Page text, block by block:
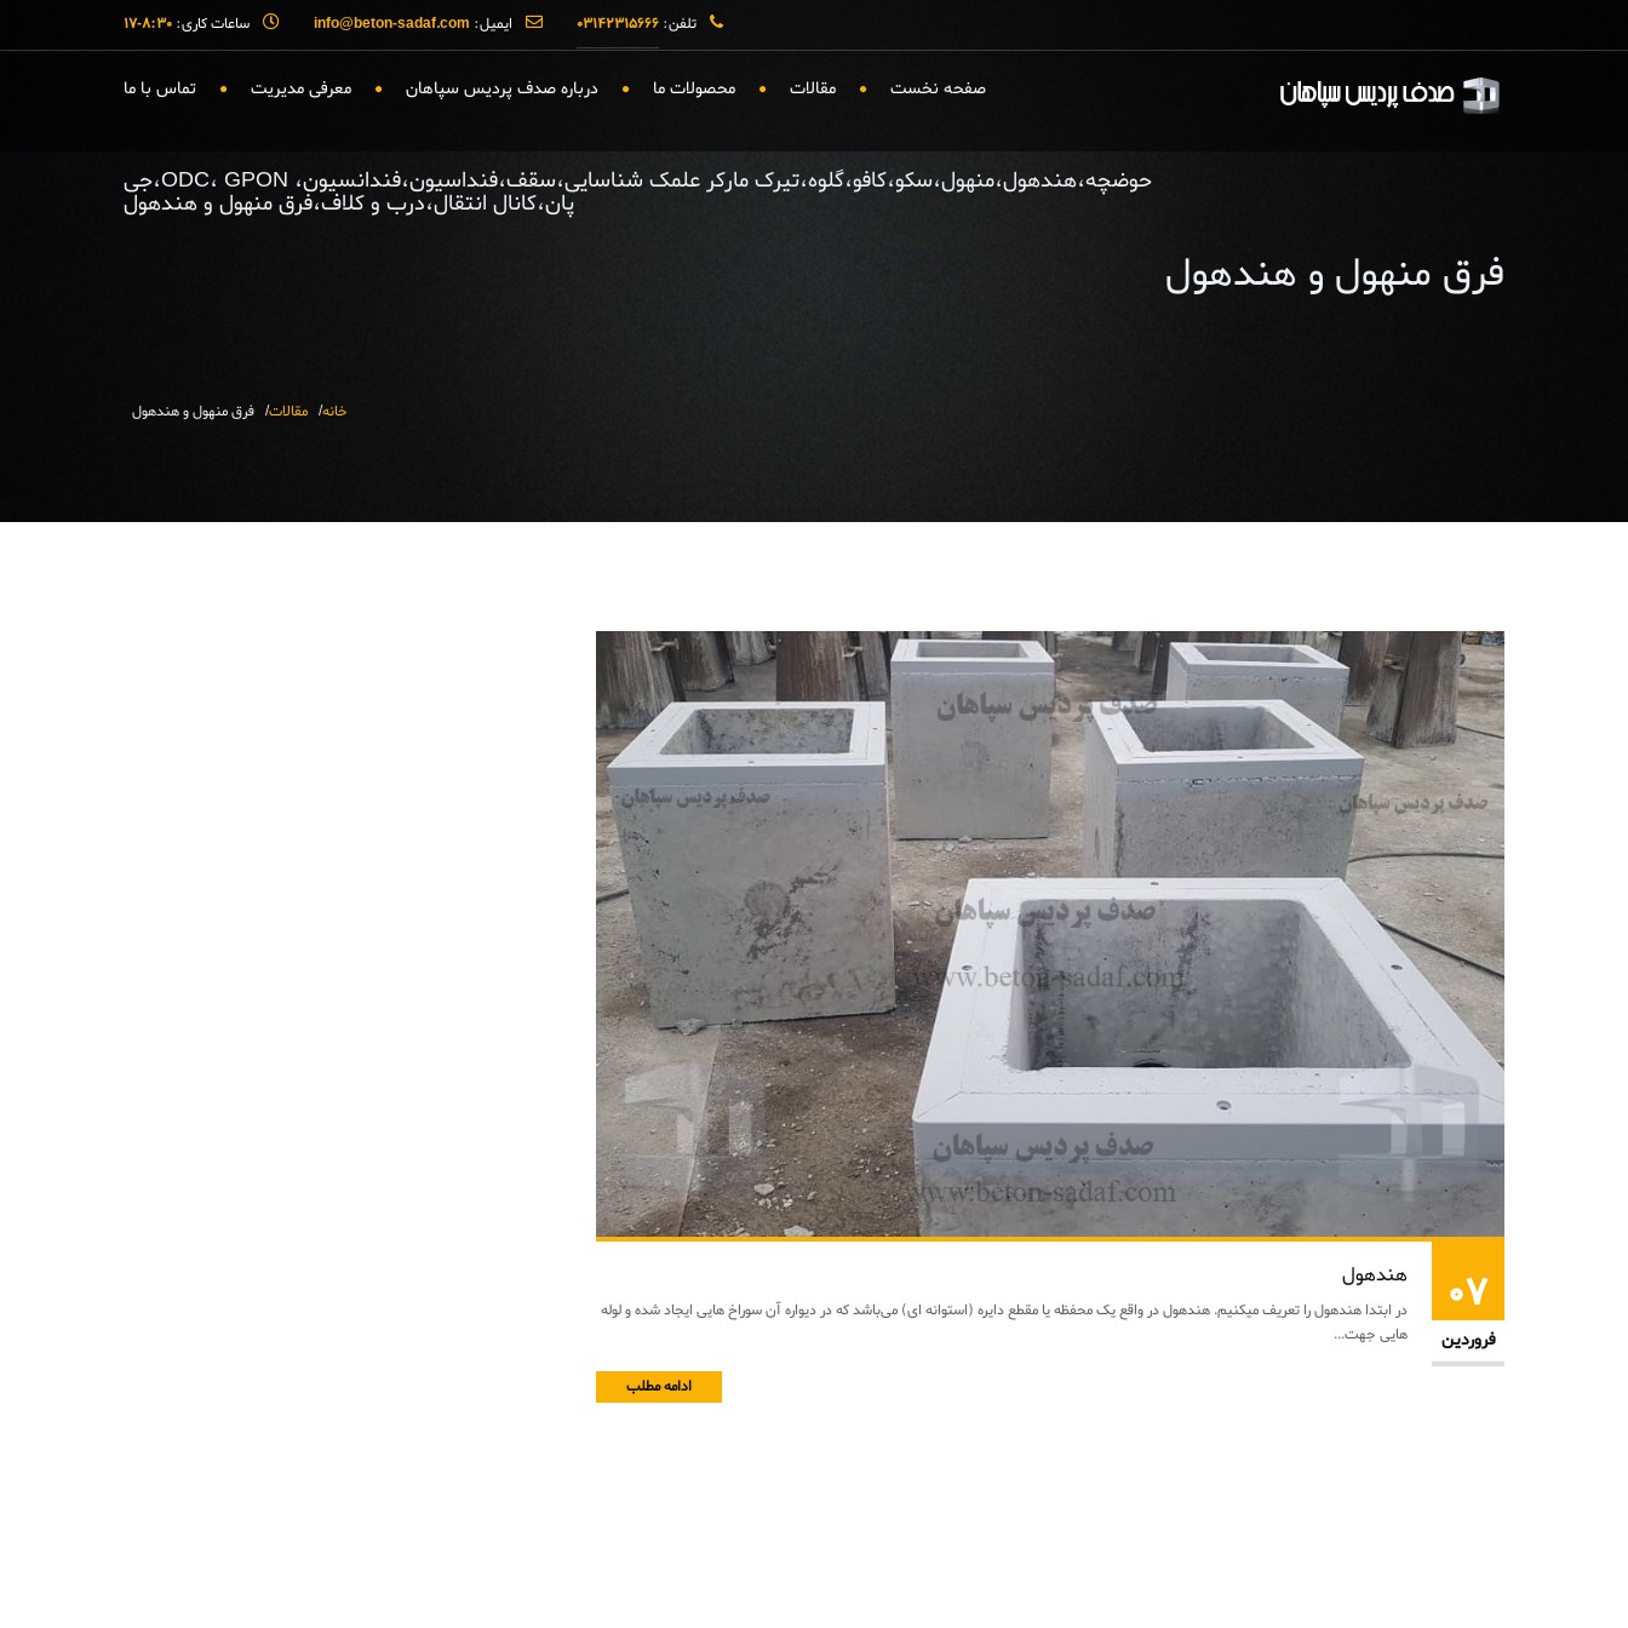
تلفن: ۰۳۱۴۲۳۱۵۶۶۶ ایمیل: info@beton-sadaf.com ساعات کاری: ۸:۳۰-۱۷
صفحه نخست مقالات محصولات ما درباره صدف پردیس سپاهان معرفی مدیریت تماس با ما
فرق منهول و هندهول
حوضچه،هندهول،منهول،سکو،کافو،گلوه،تیرک مارکر علمک شناسایی،سقف،فنداسیون،فندانسیون، ODC، GPON،جی
پان،کانال انتقال،درب و کلاف،فرق منهول و هندهول
خانه مقالات فرق منهول و هندهول
۰۷
فروردین
هندهول
در ابتدا هندهول را تعریف میکنیم. هندهول در واقع یک محفظه یا مقطع دایره (استوانه ای) می‌باشد که در دیواره‌ آن سوراخ‌ هایی ایجاد شده و لوله‌
هایی جهت...
ادامه مطلب